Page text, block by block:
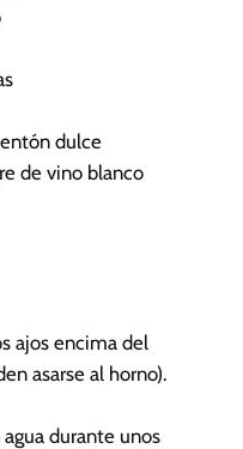
dulce
de vino blanco
ajos encima del
asarse al horno).
agua durante unos